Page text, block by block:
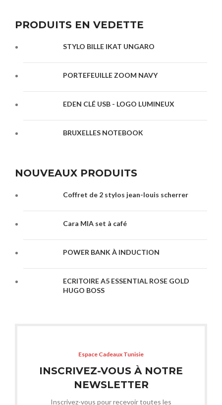
PRODUITS EN VEDETTE
STYLO BILLE IKAT UNGARO
PORTEFEUILLE ZOOM NAVY
EDEN CLÉ USB - LOGO LUMINEUX
BRUXELLES NOTEBOOK
NOUVEAUX PRODUITS
Coffret de 2 stylos jean-louis scherrer
Cara MIA set à café
POWER BANK À INDUCTION
ECRITOIRE A5 ESSENTIAL ROSE GOLD
HUGO BOSS
Espace Cadeaux Tunisie
INSCRIVEZ-VOUS À NOTRE
NEWSLETTER
Inscrivez-vous pour recevoir toutes les